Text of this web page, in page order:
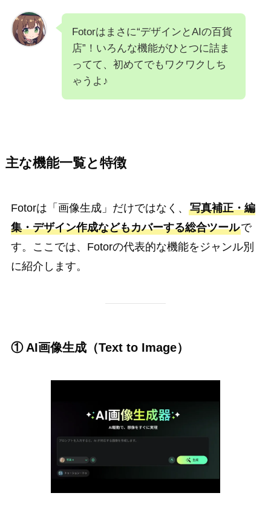
Fotorはまさに“デザインとAIの百貨
店”！いろんな機能がひとつに詰ま
ってて、初めてでもワクワクしち
ゃうよ♪
主な機能一覧と特徴
Fotorは「画像生成」だけではなく、 写真補正・編
集・デザイン作成などもカバーする総合ツールで
す。ここでは、Fotorの代表的な機能をジャンル別
に紹介します。
① AI画像生成（Text to Image）